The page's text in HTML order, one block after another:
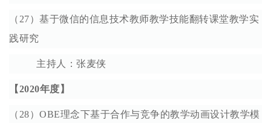
（27）基于微信的信息技术教师教学技能翻转课堂教学实
践研究
主持人：张麦侠
【2020年度】
（28）OBE理念下基于合作与竞争的教学动画设计教学模